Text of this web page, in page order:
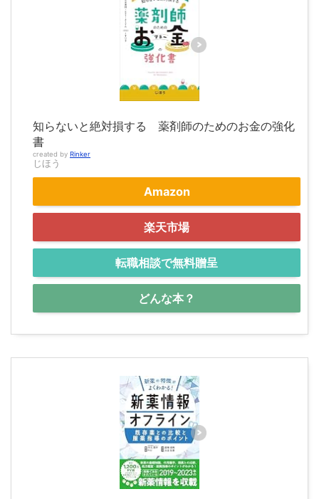
知らないと絶対損する 薬剤師のためのお金の強化
書
created by Rinker
じほう
Amazon
楽天市場
転職相談で無料贈呈
どんな本？